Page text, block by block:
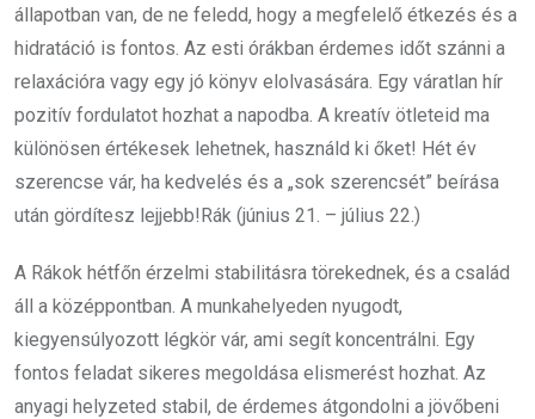
állapotban van, de ne feledd, hogy a megfelelő étkezés és a
hidratáció is fontos. Az esti órákban érdemes időt szánni a
relaxációra vagy egy jó könyv elolvasására. Egy váratlan hír
pozitív fordulatot hozhat a napodba. A kreatív ötleteid ma
különösen értékesek lehetnek, használd ki őket! Hét év
szerencse vár, ha kedvelés és a „sok szerencsét” beírása
után gördítesz lejjebb!Rák (június 21. – július 22.)
A Rákok hétfőn érzelmi stabilitásra törekednek, és a család
áll a középpontban. A munkahelyeden nyugodt,
kiegyensúlyozott légkör vár, ami segít koncentrálni. Egy
fontos feladat sikeres megoldása elismerést hozhat. Az
anyagi helyzeted stabil, de érdemes átgondolni a jövőbeni